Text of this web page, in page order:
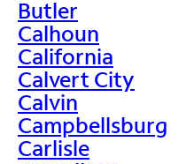
Butler
Calhoun
California
Calvert City
Calvin
Campbellsburg
Carlisle